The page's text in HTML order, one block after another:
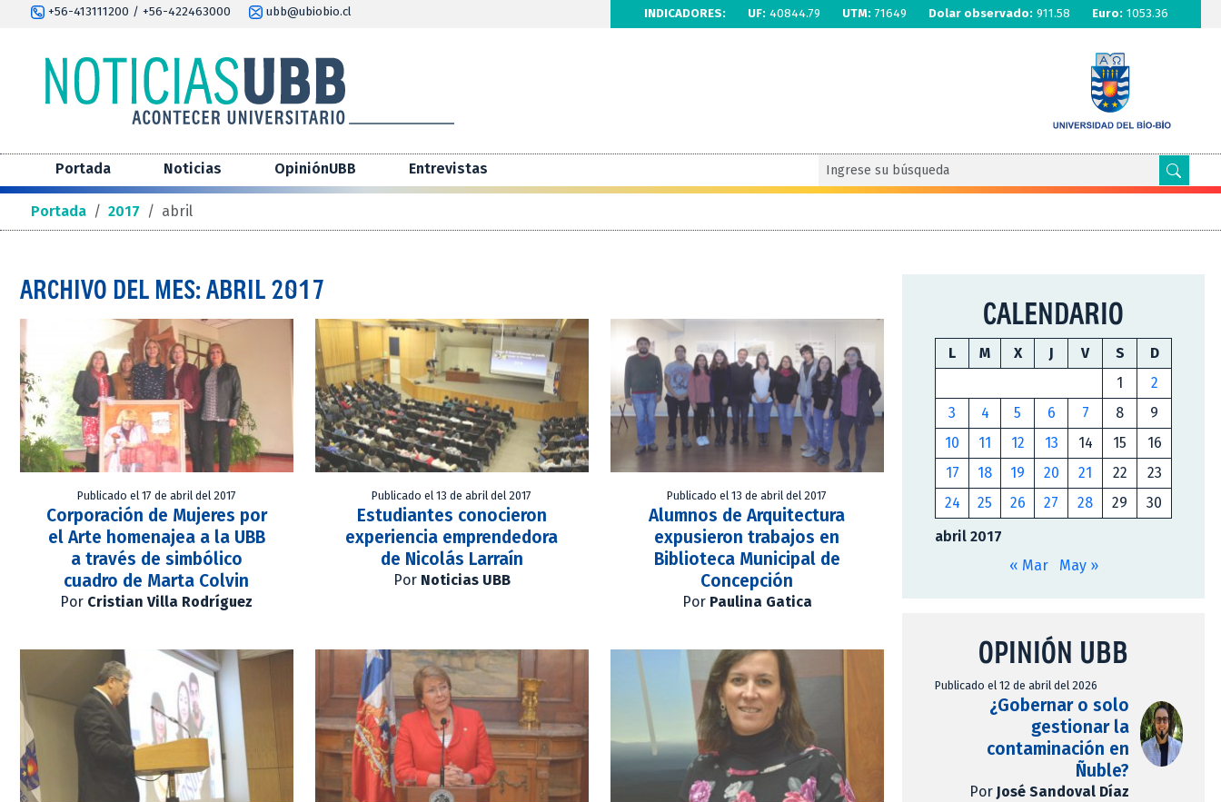
+56-413111200 / +56-422463000 ubb@ubiobio.cl INDICADORES: UF: 40844.79 UTM: 71649 Dolar observado: 911.58 Euro: 1053.36
Portada Noticias OpiniónUBB Entrevistas
Portada / 2017 / abril
ARCHIVO DEL MES: ABRIL 2017
Publicado el 17 de abril del 2017
Corporación de Mujeres por
el Arte homenajea a la UBB
a través de simbólico
cuadro de Marta Colvin
Por Cristian Villa Rodríguez
Publicado el 13 de abril del 2017
Estudiantes conocieron
experiencia emprendedora
de Nicolás Larraín
Por Noticias UBB
Publicado el 13 de abril del 2017
Alumnos de Arquitectura
expusieron trabajos en
Biblioteca Municipal de
Concepción
Por Paulina Gatica
CALENDARIO
abril 2017
L M X J V S
D
1
2
3
4 5 6 7 8
9
10
11 12 13 14 15
16
17
18 19 20 21 22
23
24
25 26 27 28 29 30
« Mar May »
OPINIÓN UBB
Publicado el 12 de abril del 2026
¿Gobernar o solo
gestionar la
contaminación en
Ñuble?
Por José Sandoval Díaz